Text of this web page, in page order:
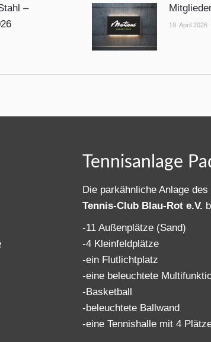
–
19. April 2026
Tennisanlage
Die parkähnliche Anlage des
Tennis-Club Blau-Rot e.V.
-11 Außenplätze (Sand)
-4 Kleinfeldplätze
-ein Flutlichtplatz
-eine beleuchtete
-Basketball
-beleuchtete Ballwand
-eine Tennishalle mit 4